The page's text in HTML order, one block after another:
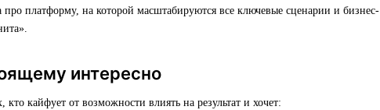
платформу, на которой масштабируются все ключевые сценарии и бизнес-
интересно
кайфует от возможности влиять на результат и хочет: